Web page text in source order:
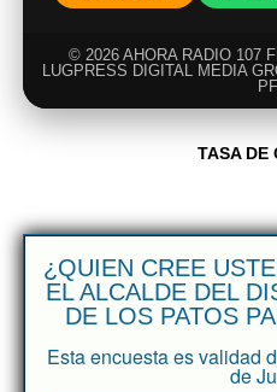
© 2026 AHORA RADIO 107
LUGPRESS DIGITAL MEDIA
TASA DE
¿QUIEN CREE
EL ALCALDE DEL
DE LOS PATOS
Esta encuesta es validad
de